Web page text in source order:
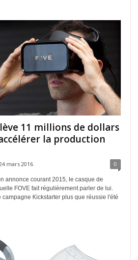
lève 11 millions de dollars
la production
mars 2016 0
annonce courant 2015, le casque de
FOVE fait régulièrement parler de lui.
campagne Kickstarter plus que réussie l'été